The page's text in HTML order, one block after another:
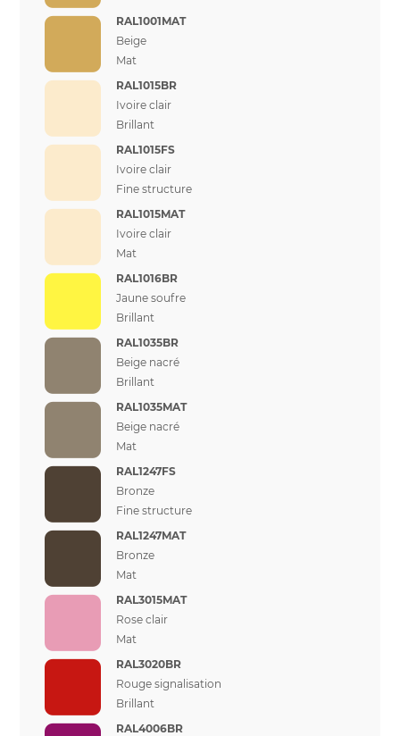
RAL1001MAT
Beige
Mat
RAL1015BR
Ivoire clair
Brillant
RAL1015FS
Ivoire clair
Fine structure
RAL1015MAT
Ivoire clair
Mat
RAL1016BR
Jaune soufre
Brillant
RAL1035BR
Beige nacré
Brillant
RAL1035MAT
Beige nacré
Mat
RAL1247FS
Bronze
Fine structure
RAL1247MAT
Bronze
Mat
RAL3015MAT
Rose clair
Mat
RAL3020BR
Rouge signalisation
Brillant
RAL4006BR